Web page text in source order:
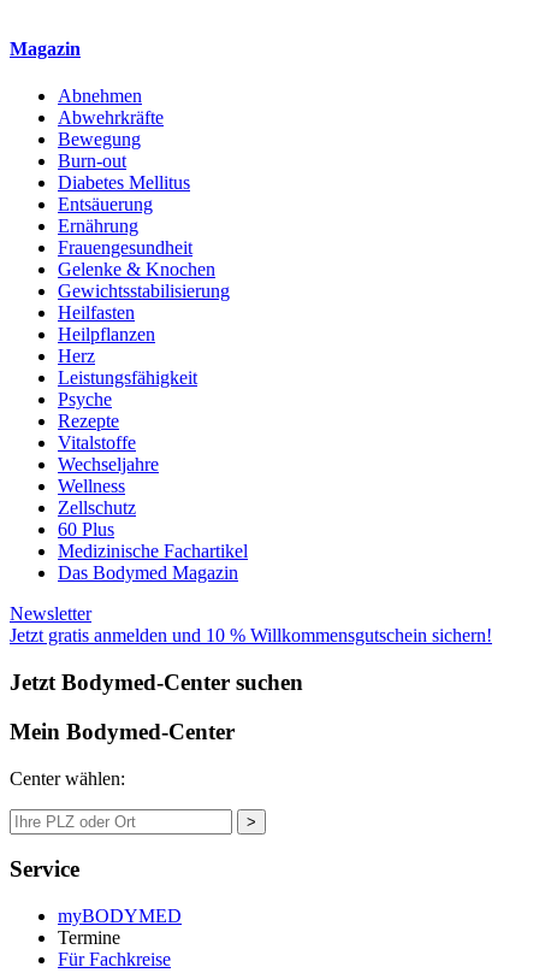
Magazin
Abnehmen
Abwehrkräfte
Bewegung
Burn-out
Diabetes Mellitus
Entsäuerung
Ernährung
Frauengesundheit
Gelenke & Knochen
Gewichtsstabilisierung
Heilfasten
Heilpflanzen
Herz
Leistungsfähigkeit
Psyche
Rezepte
Vitalstoffe
Wechseljahre
Wellness
Zellschutz
60 Plus
Medizinische Fachartikel
Das Bodymed Magazin
Newsletter
Jetzt gratis anmelden und 10 % Willkommensgutschein sichern!
Jetzt Bodymed-Center suchen
Mein Bodymed-Center
Center wählen:
>
Service
myBODYMED
Termine
Für Fachkreise